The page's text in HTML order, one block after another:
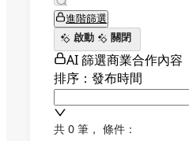
進階篩選
啟動
關閉
AI 篩選商業合作內容
排序：發布時間
共 0 筆 ， 條件：